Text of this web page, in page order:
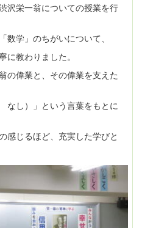
沢栄一翁についての授業を行
学」のちがいについて、
に教わりました。
の偉業と、その偉業を支えた
し）」という言葉をもとに
感じるほど、充実した学びと